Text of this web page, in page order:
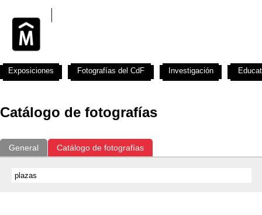
Catálogo de fotografías
General Catálogo de fotografías
Exposiciones Fotografías del CdF Investigación